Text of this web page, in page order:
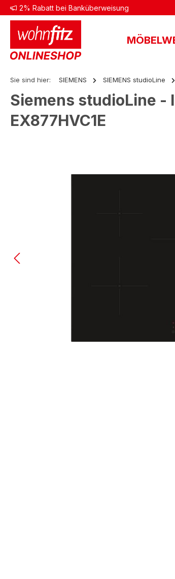
Hauptinhalt springen
Zur Suche springen
Zur Hauptnavigation springen
2% Rabatt bei Banküberweisung
Sie sind hier: SIEMENS SIEMENS studioLine
Siemens studioLine -
EX877HVC1E